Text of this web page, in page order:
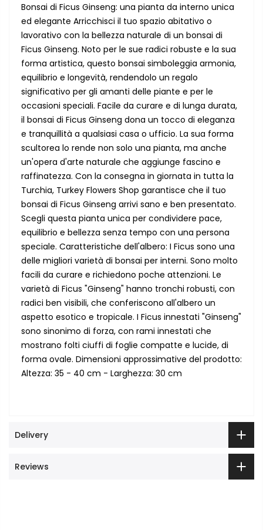
Bonsai di Ficus Ginseng: una pianta da interno unica
ed elegante Arricchisci il tuo spazio abitativo o
lavorativo con la bellezza naturale di un bonsai di
Ficus Ginseng. Noto per le sue radici robuste e la sua
forma artistica, questo bonsai simboleggia armonia,
equilibrio e longevità, rendendolo un regalo
significativo per gli amanti delle piante e per le
occasioni speciali. Facile da curare e di lunga durata,
il bonsai di Ficus Ginseng dona un tocco di eleganza
e tranquillità a qualsiasi casa o ufficio. La sua forma
scultorea lo rende non solo una pianta, ma anche
un'opera d'arte naturale che aggiunge fascino e
raffinatezza. Con la consegna in giornata in tutta la
Turchia, Turkey Flowers Shop garantisce che il tuo
bonsai di Ficus Ginseng arrivi sano e ben presentato.
Scegli questa pianta unica per condividere pace,
equilibrio e bellezza senza tempo con una persona
speciale. Caratteristiche dell'albero: I Ficus sono una
delle migliori varietà di bonsai per interni. Sono molto
facili da curare e richiedono poche attenzioni. Le
varietà di Ficus "Ginseng" hanno tronchi robusti, con
radici ben visibili, che conferiscono all'albero un
aspetto esotico e tropicale. I Ficus innestati "Ginseng"
sono sinonimo di forza, con rami innestati che
mostrano folti ciuffi di foglie compatte e lucide, di
forma ovale. Dimensioni approssimative del prodotto:
Altezza: 35 - 40 cm - Larghezza: 30 cm
Delivery
Reviews